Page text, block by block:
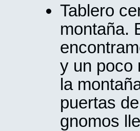
Tablero
montaña.
y un poco
la
puertas
gnomos